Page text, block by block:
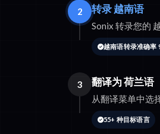
2 转录 越南语
Sonix 转录您的
越南语转录准确率
3 翻译为 荷兰语
从翻译菜单中选
55+ 种目标语言